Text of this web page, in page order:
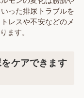
った排尿トラブルを
レスや不安などのメ
ます。
ケアできます